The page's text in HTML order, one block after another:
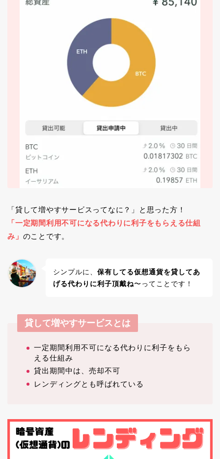
「貸して増やすサービスってなに？」と思った方！
「一定期間利用不可になる代わりに利子をもらえる仕組
み」 のことです。
シンプルに、 保有してる仮想通貨を貸してあ
げる代わりに利子頂戴ね〜ってことです！
貸して増やすサービスとは
一定期間利用不可になる代わりに利子をもら
える仕組み
貸出期間中は、売却不可
レンディングとも呼ばれている